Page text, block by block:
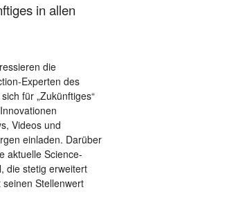
in allen
die
Experten des
für „Zukünftiges“
Videos und
einladen. Darüber
aktuelle Science-
die stetig erweitert
Stellenwert